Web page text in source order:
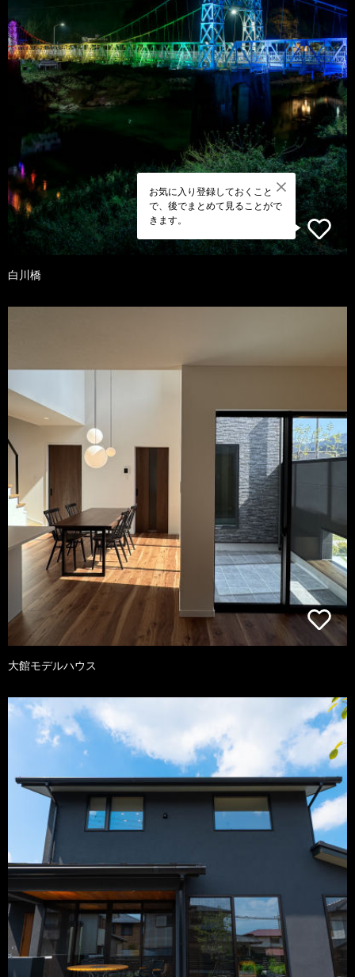
お気に入り登録しておくこと
で、後でまとめて見ることがで
きます。
白川橋
大館モデルハウス